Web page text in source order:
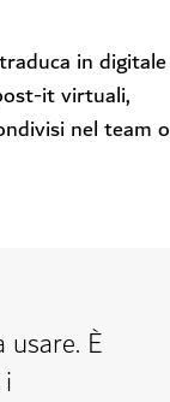
in digitale
it virtuali,
nel team o
È
i